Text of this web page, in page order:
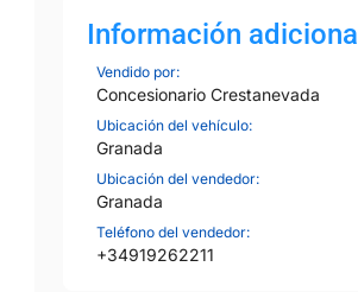
Información adicional
Vendido por:
Concesionario Crestanevada
Ubicación del vehículo:
Granada
Ubicación del vendedor:
Granada
Teléfono del vendedor:
+34919262211